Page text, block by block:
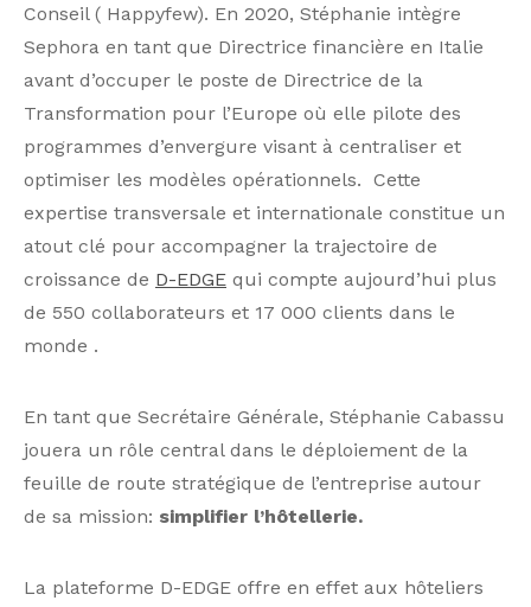
Conseil ( Happyfew). En 2020, Stéphanie intègre
Sephora en tant que Directrice financière en Italie
avant d’occuper le poste de Directrice de la
Transformation pour l’Europe où elle pilote des
programmes d’envergure visant à centraliser et
optimiser les modèles opérationnels. Cette
expertise transversale et internationale constitue un
atout clé pour accompagner la trajectoire de
croissance de D-EDGE qui compte aujourd’hui plus
de 550 collaborateurs et 17 000 clients dans le
monde .
En tant que Secrétaire Générale, Stéphanie Cabassu
jouera un rôle central dans le déploiement de la
feuille de route stratégique de l’entreprise autour
de sa mission: simplifier l’hôtellerie.
La plateforme D-EDGE offre en effet aux hôteliers